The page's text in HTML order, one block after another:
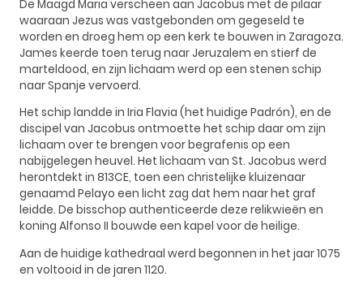
De Maagd Maria verscheen aan Jacobus met de pilaar
waaraan Jezus was vastgebonden om gegeseld te
worden en droeg hem op een kerk te bouwen in Zaragoza.
James keerde toen terug naar Jeruzalem en stierf de
marteldood, en zijn lichaam werd op een stenen schip
naar Spanje vervoerd.
Het schip landde in Iria Flavia (het huidige Padrón), en de
discipel van Jacobus ontmoette het schip daar om zijn
lichaam over te brengen voor begrafenis op een
nabijgelegen heuvel. Het lichaam van St. Jacobus werd
herontdekt in 813CE, toen een christelijke kluizenaar
genaamd Pelayo een licht zag dat hem naar het graf
leidde. De bisschop authenticeerde deze relikwieën en
koning Alfonso II bouwde een kapel voor de heilige.
Aan de huidige kathedraal werd begonnen in het jaar 1075
en voltooid in de jaren 1120.